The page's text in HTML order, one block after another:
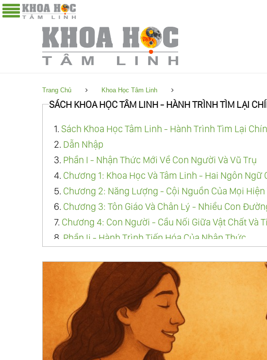
Trang Chủ Khoa Học Tâm Linh
SÁCH KHOA HỌC TÂM LINH - HÀNH TRÌNH TÌM LẠI
1. Sách Khoa Học Tâm Linh - Hành Trình Tìm Lại
2. Dẫn Nhập
3. Phần I - Nhận Thức Mới Về Con Người Và Vũ Trụ
4. Chương 1: Khoa Học Và Tâm Linh - Hai Ngôn Ngữ
5. Chương 2: Năng Lượng - Cội Nguồn Của Mọi
6. Chương 3: Tôn Giáo Và Chân Lý - Nhiều Con
7. Chương 4: Con Người - Cầu Nối Giữa Vật Chất Và
8. Phần Ii - Hành Trình Tiến Hóa Của Nhận Thức
Chương 6: Luật Nhân Quả Và Sự Công Bằng Của
Chương 7: Nghịch Cảnh Và Bài Học Linh Hồn
Chương 8: Tình Yêu - Ngôn Ngữ Cao Nhất Của
Phần Iii - Khoa Học Của Sự Tỉnh Thức
14.Chương 9: Trung Đạo - Giao Điểm Của Mọi Con
15.Chương 10: Tâm Trí Kiến Tạo Ra Thiên Đường Và